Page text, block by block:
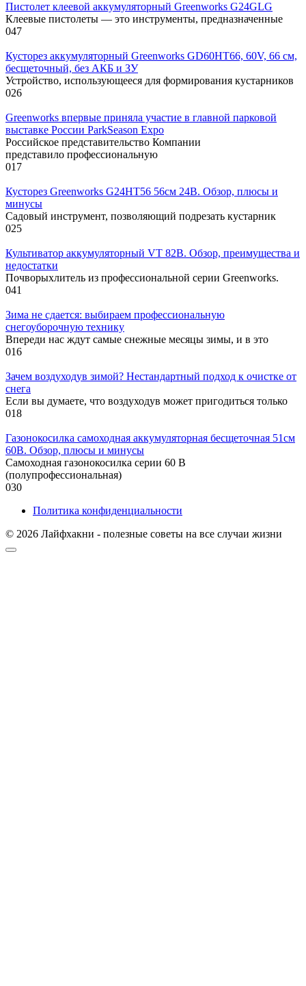
Пистолет клеевой аккумуляторный Greenworks G24GLG
Клеевые пистолеты — это инструменты, предназначенные
047
Кусторез аккумуляторный Greenworks GD60HT66, 60V, 66 см,
бесщеточный, без АКБ и ЗУ
Устройство, использующееся для формирования кустарников
026
Greenworks впервые приняла участие в главной парковой
выставке России ParkSeason Expo
Российское представительство Компании
представило профессиональную
017
Кусторез Greenworks G24HT56 56см 24В. Обзор, плюсы и
минусы
Садовый инструмент, позволяющий подрезать кустарник
025
Культиватор аккумуляторный VT 82В. Обзор, преимущества и
недостатки
Почворыхлитель из профессиональной серии Greenworks.
041
Зима не сдается: выбираем профессиональную
снегоуборочную технику
Впереди нас ждут самые снежные месяцы зимы, и в это
016
Зачем воздуходув зимой? Нестандартный подход к очистке от
снега
Если вы думаете, что воздуходув может пригодиться только
018
Газонокосилка самоходная аккумуляторная бесщеточная 51см
60В. Обзор, плюсы и минусы
Самоходная газонокосилка серии 60 В
(полупрофессиональная)
030
Политика конфиденциальности
© 2026 Лайфхакни - полезные советы на все случаи жизни